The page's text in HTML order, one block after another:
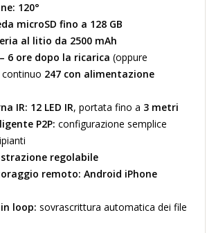
120°
microSD fino a 128 GB
al litio da 2500 mAh
6 ore dopo la ricarica (oppure
247 con alimentazione
IR: 12 LED IR, portata fino a 3 metri
P2P: configurazione semplice
regolabile
remoto: Android iPhone
loop: sovrascrittura automatica dei file